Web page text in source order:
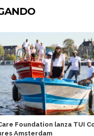
Foundation lanza TUI
Amsterdam